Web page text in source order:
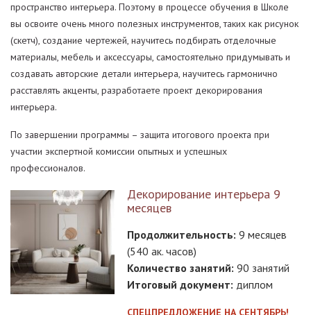
пространство интерьера. Поэтому в процессе обучения в Школе
вы освоите очень много полезных инструментов, таких как рисунок
(скетч), создание чертежей, научитесь подбирать отделочные
материалы, мебель и аксессуары, самостоятельно придумывать и
создавать авторские детали интерьера, научитесь гармонично
расставлять акценты, разработаете проект декорирования
интерьера.
По завершении программы – защита итогового проекта при
участии экспертной комиссии опытных и успешных
профессионалов.
Декорирование интерьера 9
месяцев
Продолжительность: 9 месяцев
(540 ак. часов)
Количество занятий: 90 занятий
Итоговый документ: диплом
СПЕЦПРЕДЛОЖЕНИЕ НА СЕНТЯБРЬ!​​​​​​​​​​​​